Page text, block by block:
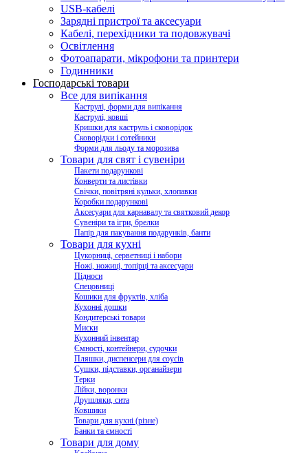
USB-кабелі
Зарядні пристрої та аксесуари
Кабелі, перехідники та подовжувачі
Освітлення
Фотоапарати, мікрофони та принтери
Годинники
Господарські товари
Все для випікання
Каструлі, форми для випікання
Каструлі, ковші
Кришки для каструль і сковорідок
Сковорідки і сотейники
Форми для льоду та морозива
Товари для свят і сувеніри
Пакети подарункові
Конверти та листівки
Свічки, повітряні кульки, хлопавки
Коробки подарункові
Аксесуари для карнавалу та святковий декор
Сувеніри та ігри, брелки
Папір для пакування подарунків, банти
Товари для кухні
Цукорниці, серветниці і набори
Ножі, ножиці, топірці та аксесуари
Підноси
Спецовниці
Кошики для фруктів, хліба
Кухонні дошки
Кондитерські товари
Миски
Кухонний інвентар
Ємності, контейнери, судочки
Пляшки, диспенсери для соусів
Сушки, підставки, органайзери
Терки
Лійки, воронки
Друшляки, сита
Ковшики
Товари для кухні (різне)
Банки та ємності
Товари для дому